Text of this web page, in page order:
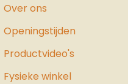
Over ons
Openingstijden
Productvideo's
Fysieke winkel